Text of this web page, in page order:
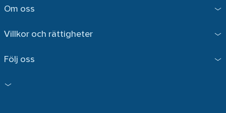
Om oss
Villkor och rättigheter
Följ oss